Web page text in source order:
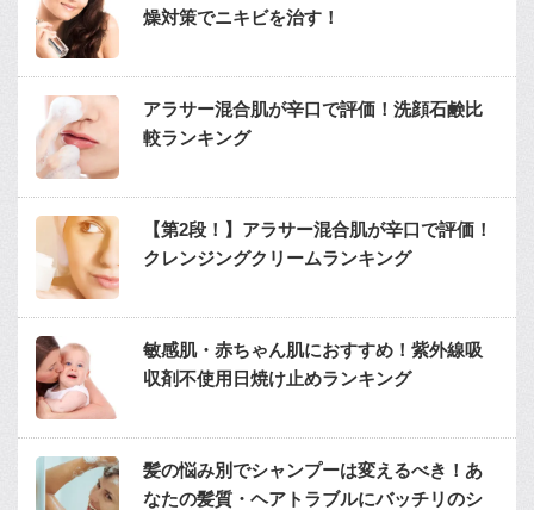
燥対策でニキビを治す！
アラサー混合肌が辛口で評価！洗顔石鹸比
較ランキング
【第2段！】アラサー混合肌が辛口で評価！
クレンジングクリームランキング
敏感肌・赤ちゃん肌におすすめ！紫外線吸
収剤不使用日焼け止めランキング
髪の悩み別でシャンプーは変えるべき！あ
なたの髪質・ヘアトラブルにバッチリのシ